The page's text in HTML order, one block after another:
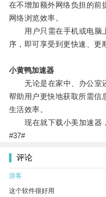
在不增加额外网络负担的前
网络浏览效率。
用户只需在手机或电脑
序，即可享受到更快速、更
小黄鸭加速器
无论是在家中、办公室
帮助用户更快地获取所需信
生活效率。
现在就下载小美加速器，
#37#
评论
游客
这个软件很好用